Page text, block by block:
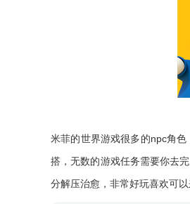
米菲的世界游戏很多的npc角
搭，无数的游戏任务需要你去
分解压治愈，非常好玩喜欢可以